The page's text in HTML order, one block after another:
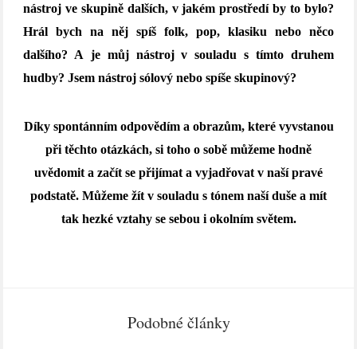
nástroj ve skupině dalších, v jakém prostředí by to bylo?
Hrál bych na něj spíš folk, pop, klasiku nebo něco
dalšího? A je můj nástroj v souladu s tímto druhem
hudby? Jsem nástroj sólový nebo spíše skupinový?
Díky spontánním odpovědím a obrazům, které vyvstanou
při těchto otázkách, si toho o sobě můžeme hodně
uvědomit a začít se přijímat a vyjadřovat v naší pravé
podstatě. Můžeme žít v souladu s tónem naší duše a mít
tak hezké vztahy se sebou i okolním světem.
Podobné články